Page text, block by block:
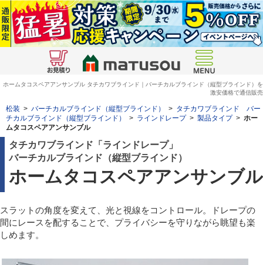
ホームタコスペアアンサンブル タチカワブラインド｜バーチカルブラインド（縦型ブラインド）を
激安価格で通信販売
松装 > バーチカルブラインド（縦型ブラインド） > タチカワブラインド バー
チカルブラインド（縦型ブラインド）
> ラインドレープ > 製品タイプ > ホー
ムタコスペアアンサンブル
タチカワブラインド「ラインドレープ」
バーチカルブラインド（縦型ブラインド）
ホームタコスペアアンサンブル
スラットの角度を変えて、光と視線をコントロール。ドレープの
間にレースを配することで、プライバシーを守りながら眺望も楽
しめます。